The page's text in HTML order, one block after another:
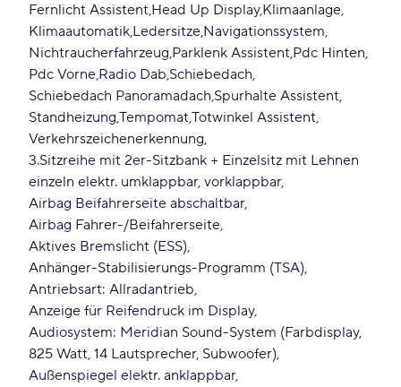
Fernlicht Assistent Head Up Display Klimaanlage
Klimaautomatik Ledersitze Navigationssystem
Nichtraucherfahrzeug Parklenk Assistent Pdc Hinten
Pdc Vorne Radio Dab Schiebedach
Schiebedach Panoramadach Spurhalte Assistent
Standheizung TempomatTotwinkel Assistent
Verkehrszeichenerkennung
3.Sitzreihe mit 2er-Sitzbank + Einzelsitz mit Lehnen
einzeln elektr. umklappbar, vorklappbar
Airbag Beifahrerseite abschaltbar
Airbag Fahrer-/Beifahrerseite
Aktives Bremslicht (ESS)
Anhänger-Stabilisierungs-Programm (TSA)
Antriebsart: Allradantrieb
Anzeige für Reifendruck im Display
Audiosystem: Meridian Sound-System (Farbdisplay,
825 Watt, 14 Lautsprecher, Subwoofer)
Außenspiegel elektr. anklappbar